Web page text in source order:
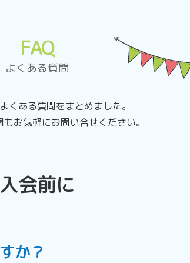
FAQ
よくある質問
くある質問をまとめました。
お気軽にお問い合せください。
入会前に
か？